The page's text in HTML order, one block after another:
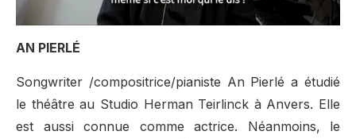
AN PIERLÉ
Songwriter /compositrice/pianiste An Pierlé a étudié
le théâtre au Studio Herman Teirlinck à Anvers. Elle
est aussi connue comme actrice. Néanmoins, le